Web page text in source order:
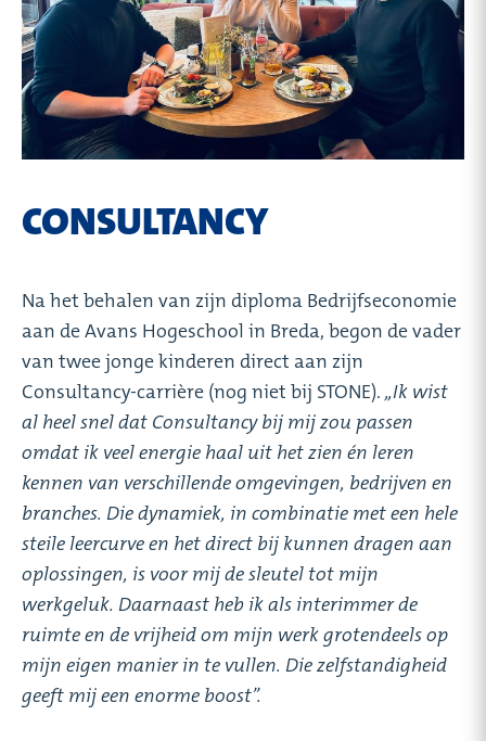
CONSULTANCY
Na het behalen van zijn diploma Bedrijfseconomie
aan de Avans Hogeschool in Breda, begon de vader
van twee jonge kinderen direct aan zijn
Consultancy-carrière (nog niet bij STONE). ,,Ik wist
al heel snel dat Consultancy bij mij zou passen
omdat ik veel energie haal uit het zien én leren
kennen van verschillende omgevingen, bedrijven en
branches. Die dynamiek, in combinatie met een hele
steile leercurve en het direct bij kunnen dragen aan
oplossingen, is voor mij de sleutel tot mijn
werkgeluk. Daarnaast heb ik als interimmer de
ruimte en de vrijheid om mijn werk grotendeels op
mijn eigen manier in te vullen. Die zelfstandigheid
geeft mij een enorme boost’’.